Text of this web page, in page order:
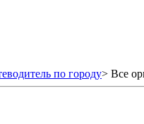
по городу> Все